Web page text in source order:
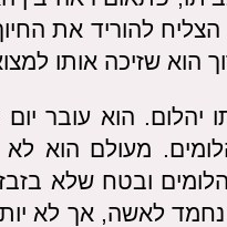
להוריד את
הוא שזיכה אותו
הוא עובר יום
מעולם הוא
ובטח שלא
לאשה, אך לא